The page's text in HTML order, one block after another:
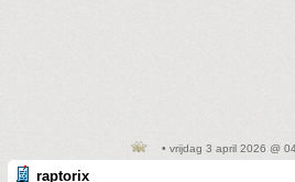
• vrijdag 3 april 2026 @
raptorix